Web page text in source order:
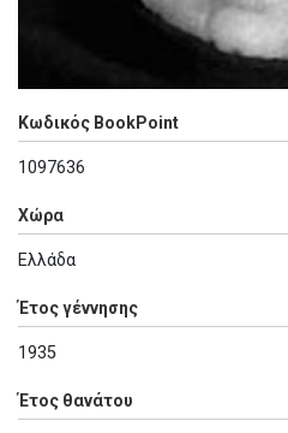
Κωδικός BookPoint
1097636
Χώρα
Ελλάδα
Έτος γέννησης
1935
Έτος θανάτου